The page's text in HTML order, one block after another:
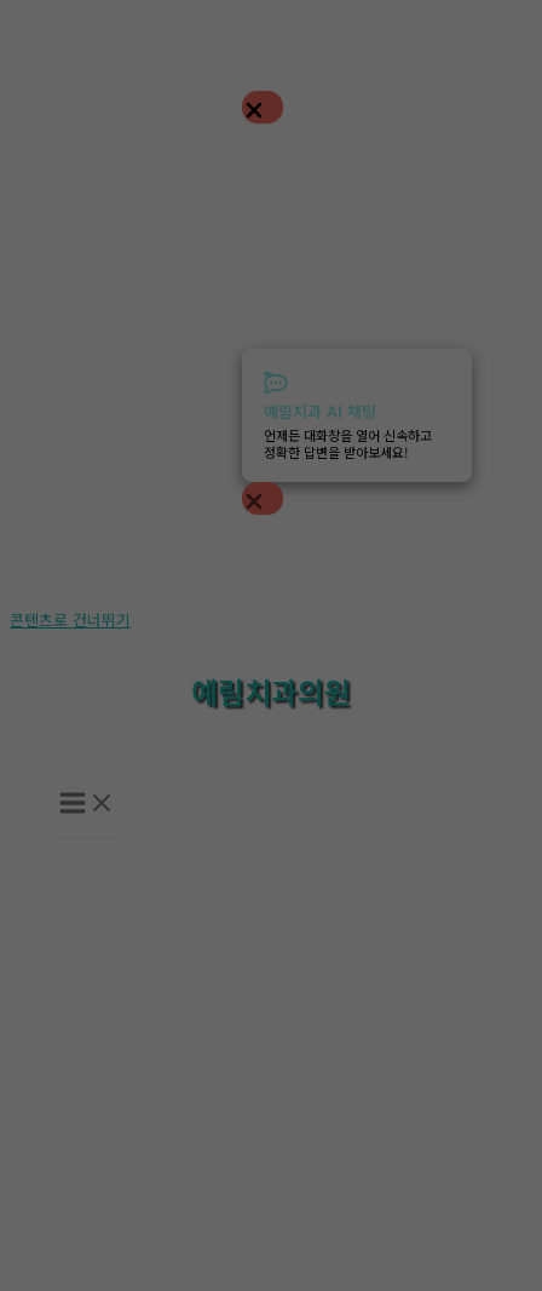
예림치과 AI 채팅
언제든 대화창을 열어 신속하고
정확한 답변을 받아보세요!
콘텐츠로 건너뛰기
예림치과의원